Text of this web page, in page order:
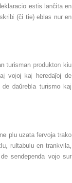
estis lanĉita en
(ĉi tie) eblas nur en
turisman produkton kiu
vojoj kaj heredaĵoj de
daŭrebla turismo kaj
plu uzata fervoja trako
rultabulu en trankvila,
sendependa vojo sur